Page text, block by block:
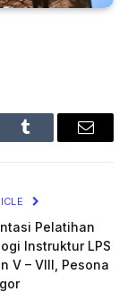
Tumblr Email
Pelatihan
Instruktur LPS
V – VIII, Pesona